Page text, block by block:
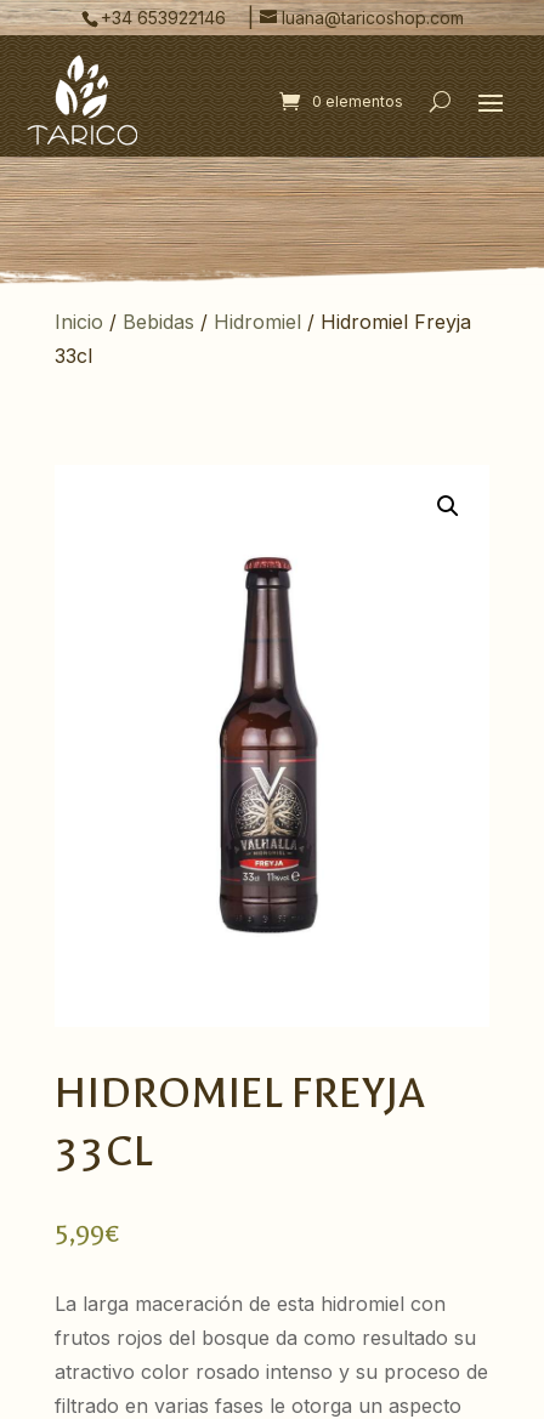
+34 653922146 | luana@taricoshop.com
0 elementos
Inicio / Bebidas / Hidromiel / Hidromiel Freyja
33cl
HIDROMIEL FREYJA
33CL
5,99€
La larga maceración de esta hidromiel con
frutos rojos del bosque da como resultado su
atractivo color rosado intenso y su proceso de
filtrado en varias fases le otorga un aspecto